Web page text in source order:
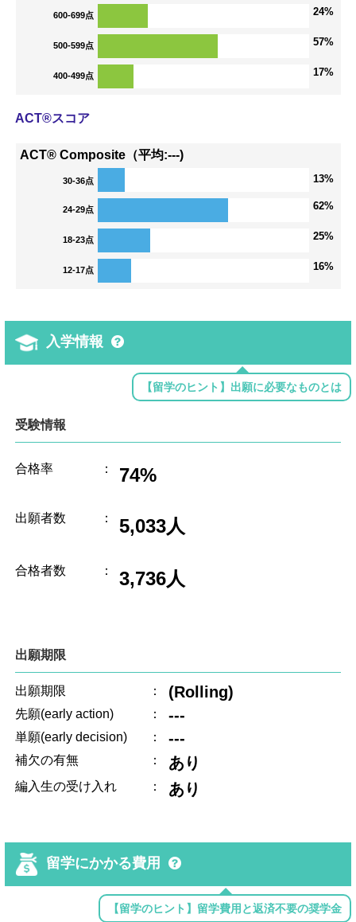
600-699点 24%
500-599点 57%
400-499点 17%
ACT®スコア
ACT® Composite（平均:---)
30-36点 13%
24-29点 62%
18-23点 25%
12-17点 16%
入学情報
【留学のヒント】出願に必要なものとは
受験情報
合格率 ： 74%
出願者数 ： 5,033人
合格者数 ： 3,736人
出願期限
出願期限 ： (Rolling)
先願(early action) ： ---
単願(early decision) ： ---
補欠の有無 ： あり
編入生の受け入れ ： あり
留学にかかる費用
【留学のヒント】留学費用と返済不要の奨学金